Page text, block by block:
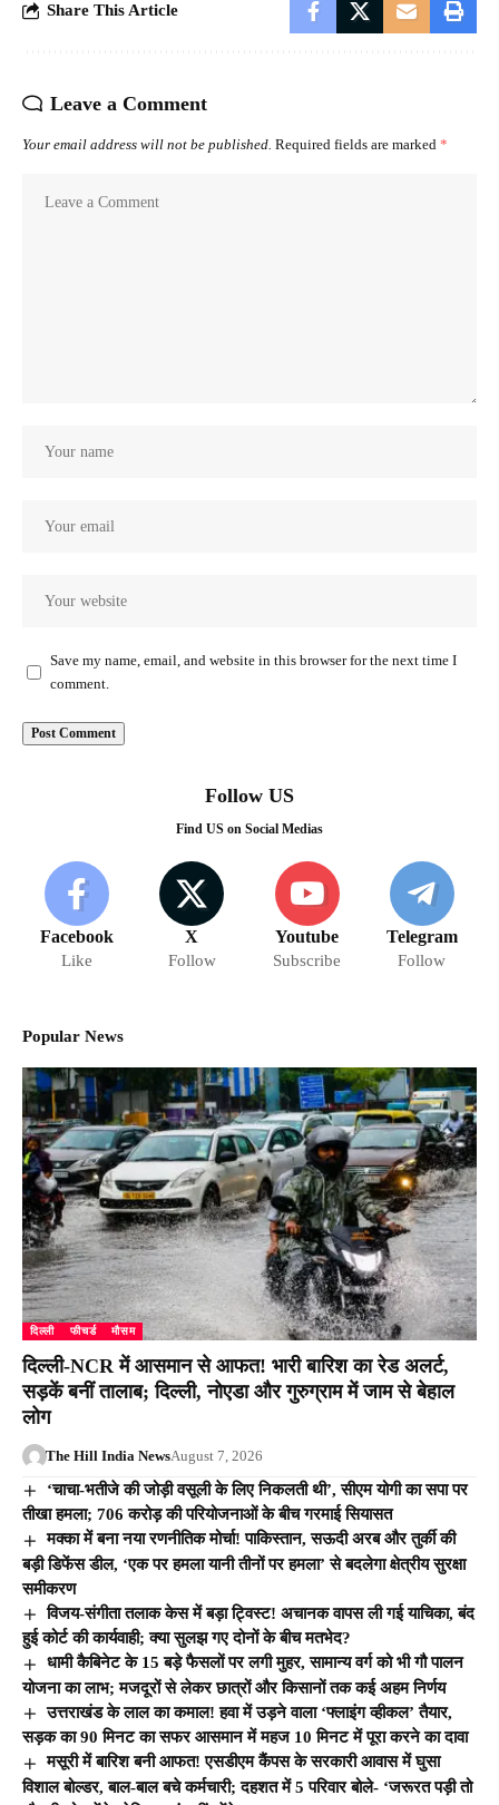
Share This Article
Leave a Comment
Your email address will not be published. Required fields are marked *
Save my name, email, and website in this browser for the next time I
comment.
Follow US
Find US on Social Medias
Facebook
Like
X
Follow
Youtube
Subscribe
Telegram
Follow
Popular News
दिल्ली फीचर्ड मौसम
दिल्ली-NCR में आसमान से आफत! भारी बारिश का रेड अलर्ट,
सड़कें बनीं तालाब; दिल्ली, नोएडा और गुरुग्राम में जाम से बेहाल
लोग
The Hill India NewsAugust 7, 2026
‘चाचा-भतीजे की जोड़ी वसूली के लिए निकलती थी’, सीएम योगी का सपा पर
तीखा हमला; 706 करोड़ की परियोजनाओं के बीच गरमाई सियासत
मक्का में बना नया रणनीतिक मोर्चा! पाकिस्तान, सऊदी अरब और तुर्की की
बड़ी डिफेंस डील, ‘एक पर हमला यानी तीनों पर हमला’ से बदलेगा क्षेत्रीय सुरक्षा
समीकरण
विजय-संगीता तलाक केस में बड़ा ट्विस्ट! अचानक वापस ली गई याचिका, बंद
हुई कोर्ट की कार्यवाही; क्या सुलझ गए दोनों के बीच मतभेद?
धामी कैबिनेट के 15 बड़े फैसलों पर लगी मुहर, सामान्य वर्ग को भी गौ पालन
योजना का लाभ; मजदूरों से लेकर छात्रों और किसानों तक कई अहम निर्णय
उत्तराखंड के लाल का कमाल! हवा में उड़ने वाला ‘फ्लाइंग व्हीकल’ तैयार,
सड़क का 90 मिनट का सफर आसमान में महज 10 मिनट में पूरा करने का दावा
मसूरी में बारिश बनी आफत! एसडीएम कैंपस के सरकारी आवास में घुसा
विशाल बोल्डर, बाल-बाल बचे कर्मचारी; दहशत में 5 परिवार बोले- ‘जरूरत पड़ी तो